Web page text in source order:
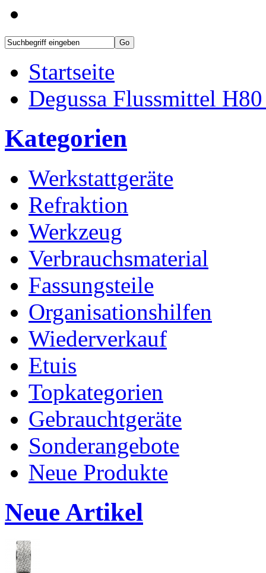
Startseite
Degussa Flussmittel
Kategorien
Werkstattgeräte
Refraktion
Werkzeug
Verbrauchsmaterial
Fassungsteile
Organisationshilfen
Wiederverkauf
Etuis
Topkategorien
Gebrauchtgeräte
Sonderangebote
Neue Produkte
Neue Artikel